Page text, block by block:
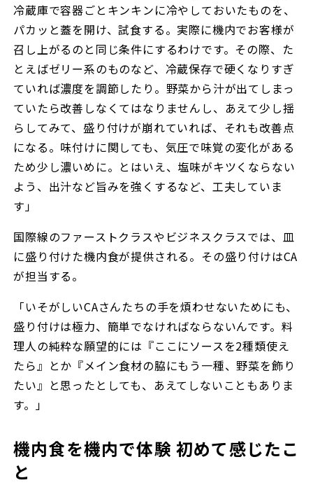
冷蔵庫で容器ごとキンキンに冷やしておいたものを、
パカッと蓋を開け、試食する。実際に機内でお客様が
召し上がるのと同じ条件にするわけです。その際、た
とえばゼリー系のものなど、冷蔵保存で硬くなりすぎ
ていれば濃度を調節したり。野菜から汁が出てしまっ
ていたら改善しなくてはなりませんし、あえて少し揺
らしてみて、盛り付けが崩れていれば、それも改善点
になる。味付けに関しても、気圧で味覚の変化がある
ため少し濃いめに。とはいえ、塩味がキツくならない
よう、出汁など旨みを強くするなど、工夫していま
す」
国際線のファーストクラスやビジネスクラスでは、皿
に盛り付けた機内食が提供される。その盛り付けはCA
が担当する。
「いそがしいCAさんたちの手を煩わせないためにも、
盛り付けは極力、簡単でなければならないんです。料
理人の純粋な願望的には『ここにソースを2種類使え
たら』とか『メイン食材の脇にもう一種、野菜を飾り
たい』と思ったとしても、あえてしないこともありま
す。」
機内食を機内で体験 初めて感じたこ
と